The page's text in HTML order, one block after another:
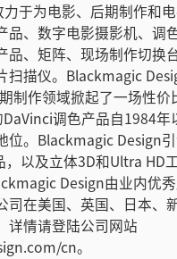
于为电影、后期制作和
品、数字电影摄影机、调
品、矩阵、现场制作切换
扫描仪。Blackmagic
制作领域掀起了一场性价
调色产品自1984年
位。Blackmagic Design
，以及立体3D和Ultra HD
Design由业内优
司在美国、英国、日本、
详情请登陆公司网站
cn。